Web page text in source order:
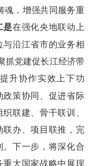
魂，增强共同服务重
是在强化央地联动上
沿江省市的业务相
抓党建促长江经济带
升协作实效上下功
策协同、促进省际
联建、骨干联训、
办、项目联推，完
下一步，将深化合
大国家战略中展现